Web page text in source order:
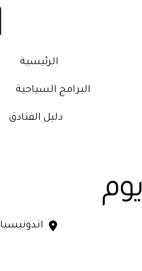
الرئيسية
البرامج السياحية
دليل الفنادق
اندونيسيا